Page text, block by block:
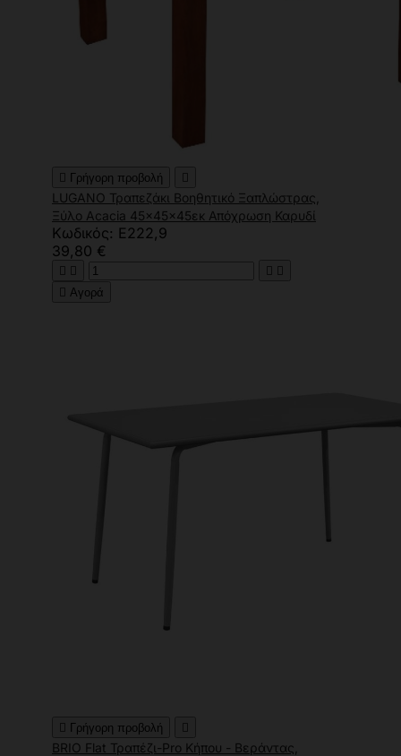
 Γρήγορη προβολή 
LUGANO Τραπεζάκι Βοηθητικό Ξαπλώστρας,
Ξύλο Acacia 45x45x45εκ Απόχρωση Καρυδί
Κωδικός: Ε222,9
39,80 €
   
 Αγορά
 Γρήγορη προβολή 
BRIO Flat Τραπέζι-Pro Κήπου - Βεράντας,